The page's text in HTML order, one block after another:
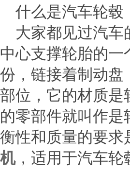
什么是汽车轮毂
大家都见过汽车
中心支撑轮胎的
份，链接着制动盘
部位，它的材质是
的零部件就叫作
衡性和质量的要求
机，适用于汽车轮